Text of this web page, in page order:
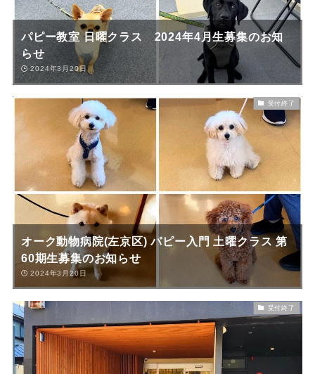
パピー教室 日曜クラス 2024年4月生募集のお知
らせ
2024年3月20日
受付終了
オーク動物病院(左京区) パピー入門 土曜クラス 第
60期生募集のお知らせ
2024年3月20日
受付終了